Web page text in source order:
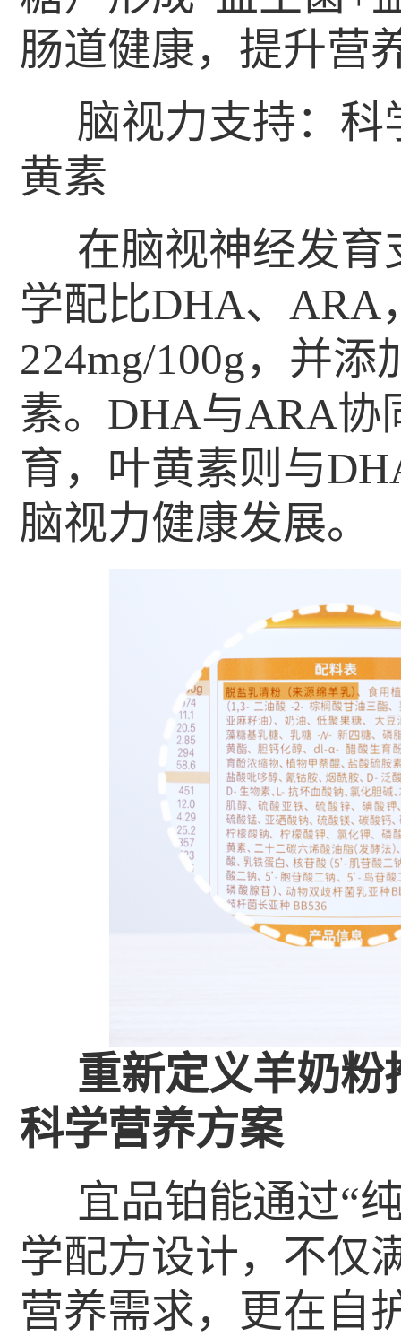
肠道健康，提升营
脑视力支持：
黄素
在脑视神经发
学配比DHA、ARA
224mg/100g，并
素。DHA与ARA协
育，叶黄素则与
脑视力健康发展。
重新定义羊奶
科学营养方案
宜品铂能通过“
学配方设计，不仅
营养需求，更在自